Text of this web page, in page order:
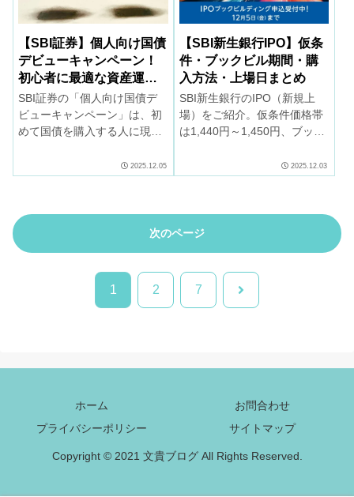
【SBI証券】個人向け国債
デビューキャンペーン！
初心者に最適な資産運用
の入口
SBI証券の「個人向け国債デ
ビューキャンペーン」は、初
めて国債を購入する人に現金
定の特典。キャンペーンは12
2025.12.05
【SBI新生銀行IPO】仮条
件・ブックビル期間・購
入方法・上場日まとめ
SBI新生銀行のIPO（新規上
場）をご紹介。仮条件価格帯
は1,440円～1,450円、ブック
～12月5日、上場日は12月17
2025.12.03
次のページ
1 2 7 次
ホーム
お問合わせ
プライバシーポリシー
サイトマップ
Copyright © 2021 文貴ブログ All Rights Reserved.